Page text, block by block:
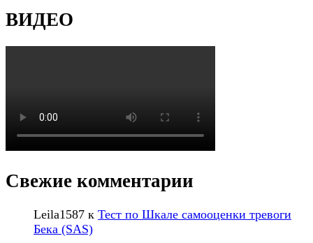
ВИДЕО
Свежие комментарии
Leila1587 к Тест по Шкале самооценки тревоги
Бека (SAS)